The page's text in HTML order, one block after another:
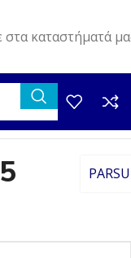
στα καταστήματά